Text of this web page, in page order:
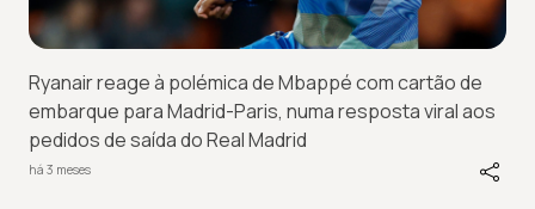
Ryanair reage à polémica de Mbappé com cartão de
embarque para Madrid-Paris, numa resposta viral aos
pedidos de saída do Real Madrid
há 3 meses